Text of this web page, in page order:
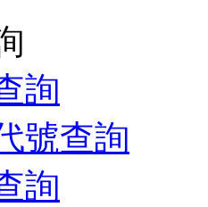
詢
號查詢
詢